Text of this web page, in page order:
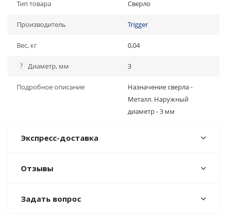
Тип товара Сверло
Производитель Trigger
Вес, кг 0,04
? Диаметр, мм 3
Подробное описание
Назначение сверла -
Металл. Наружный
диаметр - 3 мм
Экспресс-доставка
Отзывы
Задать вопрос